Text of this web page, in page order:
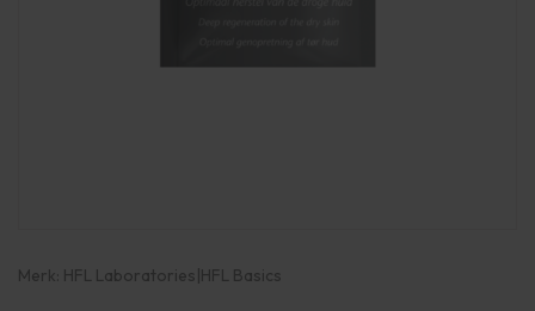
Merk: HFL Laboratories|HFL Basics